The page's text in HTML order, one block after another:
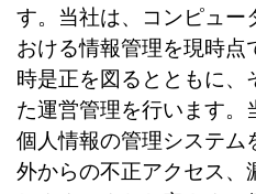
す。当社は、コンピュー
おける情報管理を現時
時是正を図るとともに、
た運営管理を行います
個人情報の管理システム
外からの不正アクセス、